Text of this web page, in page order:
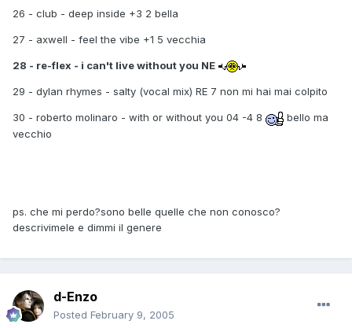
26 - club - deep inside +3 2 bella
27 - axwell - feel the vibe +1 5 vecchia
28 - re-flex - i can't live without you NE
29 - dylan rhymes - salty (vocal mix) RE 7 non mi hai mai colpito
30 - roberto molinaro - with or without you 04 -4 8
bello ma
vecchio
ps. che mi perdo?sono belle quelle che non conosco?
descrivimele e dimmi il genere
d-Enzo
Posted February 9, 2005